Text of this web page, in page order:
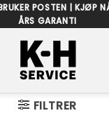
POSTEN | KJØP
ÅRS GARANTI
FILTRER